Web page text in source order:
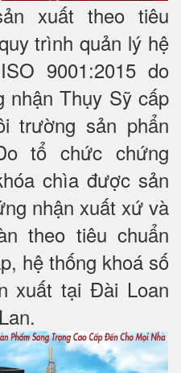
xuất theo tiêu
trình quản lý hệ
9001:2015 do
nhận Thụy Sỹ cấp
trường sản phẩn
tổ chức chứng
chìa được sản
nhận xuất xứ và
theo tiêu chuẩn
hệ thống khoá số
xuất tại Đài Loan